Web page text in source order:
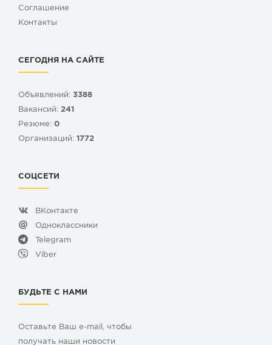
Cоглашение
Контакты
СЕГОДНЯ НА САЙТЕ
Объявлений: 3388
Вакансий: 241
Резюме: 0
Организаций: 1772
СОЦСЕТИ
ВКонтакте
Одноклассники
Telegram
Viber
БУДЬТЕ С НАМИ
Оставьте Ваш e-mail, чтобы
получать наши новости